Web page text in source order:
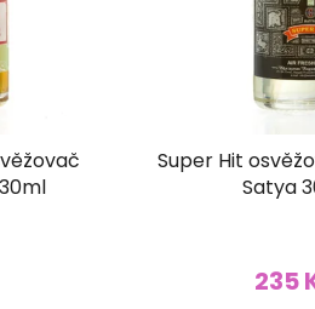
Super Hit
Satya
235